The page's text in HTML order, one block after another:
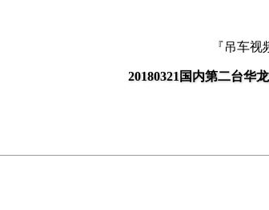
『吊车视
20180321国内第二台华